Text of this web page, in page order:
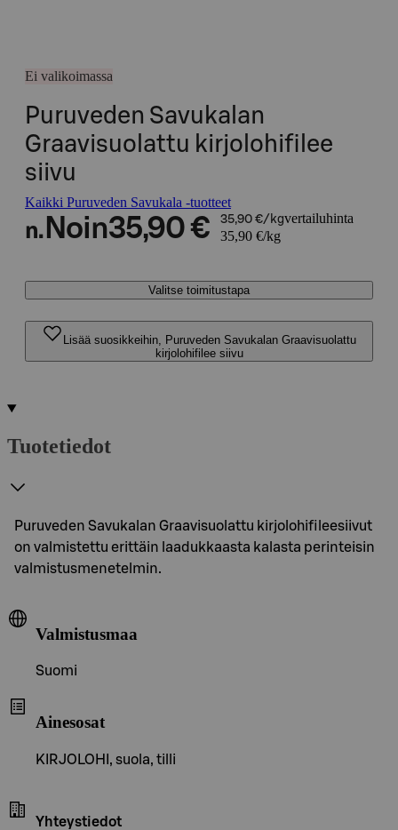
Ei valikoimassa
Puruveden Savukalan
Graavisuolattu kirjolohifilee
siivu
Kaikki Puruveden Savukala -tuotteet
n. Noin35,90 € 35,90 €/kgvertailuhinta
35,90 €/kg
Valitse toimitustapa
Lisää suosikkeihin, Puruveden Savukalan Graavisuolattu
kirjolohifilee siivu
Tuotetiedot
Puruveden Savukalan Graavisuolattu kirjolohifileesiivut
on valmistettu erittäin laadukkaasta kalasta perinteisin
valmistusmenetelmin.
Valmistusmaa
Suomi
Ainesosat
KIRJOLOHI, suola, tilli
Yhteystiedot